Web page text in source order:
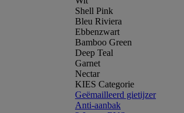
Shell Pink
Bleu Riviera
Ebbenzwart
Bamboo Green
Deep Teal
Garnet
Nectar
KIES Categorie
Geëmailleerd gietijzer
Anti-aanbak